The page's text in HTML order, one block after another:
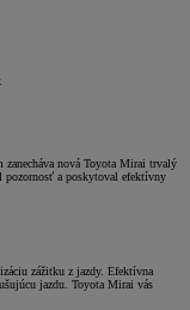
nová Toyota Mirai trvalý
pozornosť a poskytoval efektívny
zážitku z jazdy. Efektívna
jazdu. Toyota Mirai vás